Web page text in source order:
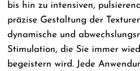
bis hin zu intensiven,
präzise Gestaltung der
dynamische und
Stimulation, die Sie immer
begeistern wird. Jede